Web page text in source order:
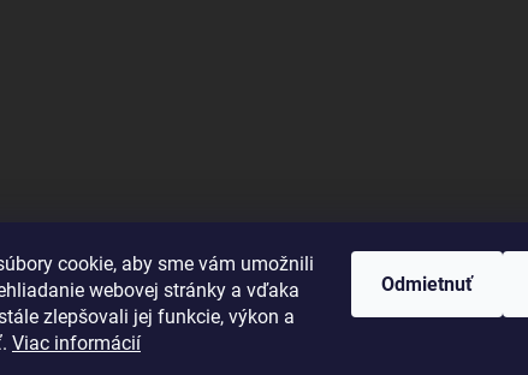
cookie, aby sme vám umožnili
webovej stránky a vďaka
zlepšovali jej funkcie, výkon a
Viac informácií
Odmietnuť